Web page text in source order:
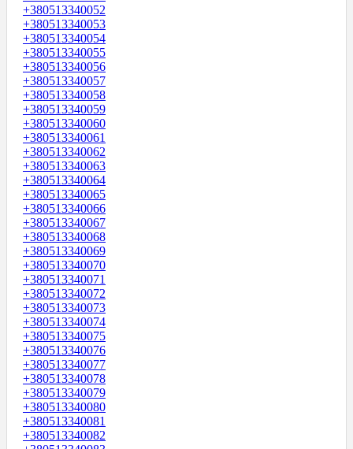
+380513340052
+380513340053
+380513340054
+380513340055
+380513340056
+380513340057
+380513340058
+380513340059
+380513340060
+380513340061
+380513340062
+380513340063
+380513340064
+380513340065
+380513340066
+380513340067
+380513340068
+380513340069
+380513340070
+380513340071
+380513340072
+380513340073
+380513340074
+380513340075
+380513340076
+380513340077
+380513340078
+380513340079
+380513340080
+380513340081
+380513340082